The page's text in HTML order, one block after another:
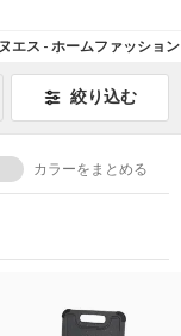
エス - ホームファッション
絞り込む
カラーをまとめる